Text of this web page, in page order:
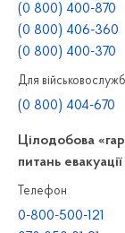
(0 800) 400-870
(0 800) 406-360
(0 800) 400-370
Для
(0 800) 404-670
Цілодобова
питань
Телефон
0-800-500-121